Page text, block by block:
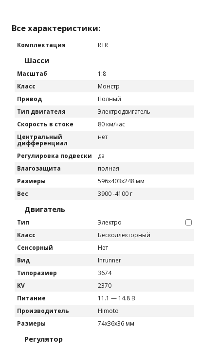
Все характеристики:
Комплектация RTR
Шасси
Масштаб
1:8
Класс
Монстр
Привод
Полный
Тип двигателя
Электродвигатель
Скорость в стоке
80 км/час
Центральный
дифференциал
нет
Регулировка подвески
да
Влагозащита
полная
Размеры
596x403x248 мм
Вес
3900 -4100 г
Двигатель
Тип
Электро
Класс
Бесколлекторный
Сенсорный
Нет
Вид
Inrunner
Типоразмер
3674
KV
2370
Питание
11.1 — 14.8 В
Производитель
Himoto
Размеры
74x36x36 мм
Регулятор